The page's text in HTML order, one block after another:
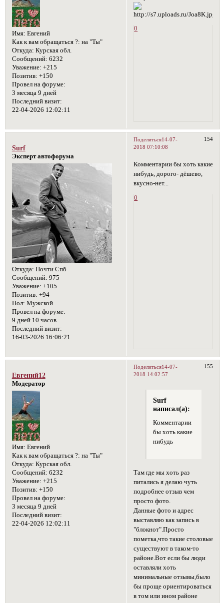
Имя: Евгений
Как к вам обращаться ?: на "Ты"
Откуда: Курская обл.
Сообщений: 6232
Уважение: +215
Позитив: +150
Провел на форуме:
3 месяца 9 дней
Последний визит:
22-04-2026 12:02:11
0
Поделиться 154
14-07-
2018 07:10:08
Surf
Эксперт автофорума
Откуда: Почти Спб
Сообщений: 975
Уважение: +105
Позитив: +94
Пол: Мужской
Провел на форуме:
9 дней 10 часов
Последний визит:
16-03-2026 16:06:21
Комментарии бы хоть какие
нибудь, дорого- дёшево,
вкусно-нет...
0
Поделиться 155
14-07-
2018 14:02:57
Евгений12
Модератор
Имя: Евгений
Как к вам обращаться ?: на "Ты"
Откуда: Курская обл.
Сообщений: 6232
Уважение: +215
Позитив: +150
Провел на форуме:
3 месяца 9 дней
Последний визит:
22-04-2026 12:02:11
Surf
написал(а):
Комментарии
бы хоть какие
нибудь
Там где мы хоть раз
питались я делаю чуть
подробнее отзыв чем
просто фото.
Данные фото и адрес
выставляю как запись в
"блокнот".Просто
пометка,что такие столовые
существуют в таком-то
районе.Вот если бы люди
оставляли хоть
минимальные отзывы,было
бы проще ориентироваться
в том или ином районе